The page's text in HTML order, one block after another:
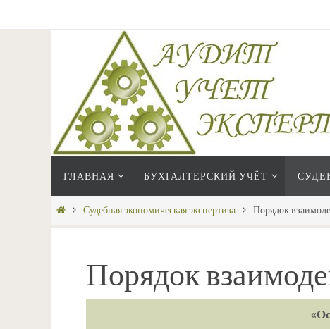
к
содержимому
ГЛАВНАЯ БУХГАЛТЕРСКИЙ УЧЁТ
Главная
Судебная экономическая экспертиза Порядок
Порядок